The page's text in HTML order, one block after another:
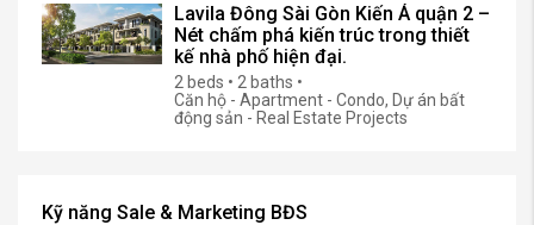
Lavila Đông Sài Gòn Kiến Á quận 2 –
Nét chấm phá kiến trúc trong thiết
kế nhà phố hiện đại.
2 beds • 2 baths •
Căn hộ - Apartment - Condo, Dự án bất
động sản - Real Estate Projects
Kỹ năng Sale & Marketing BĐS